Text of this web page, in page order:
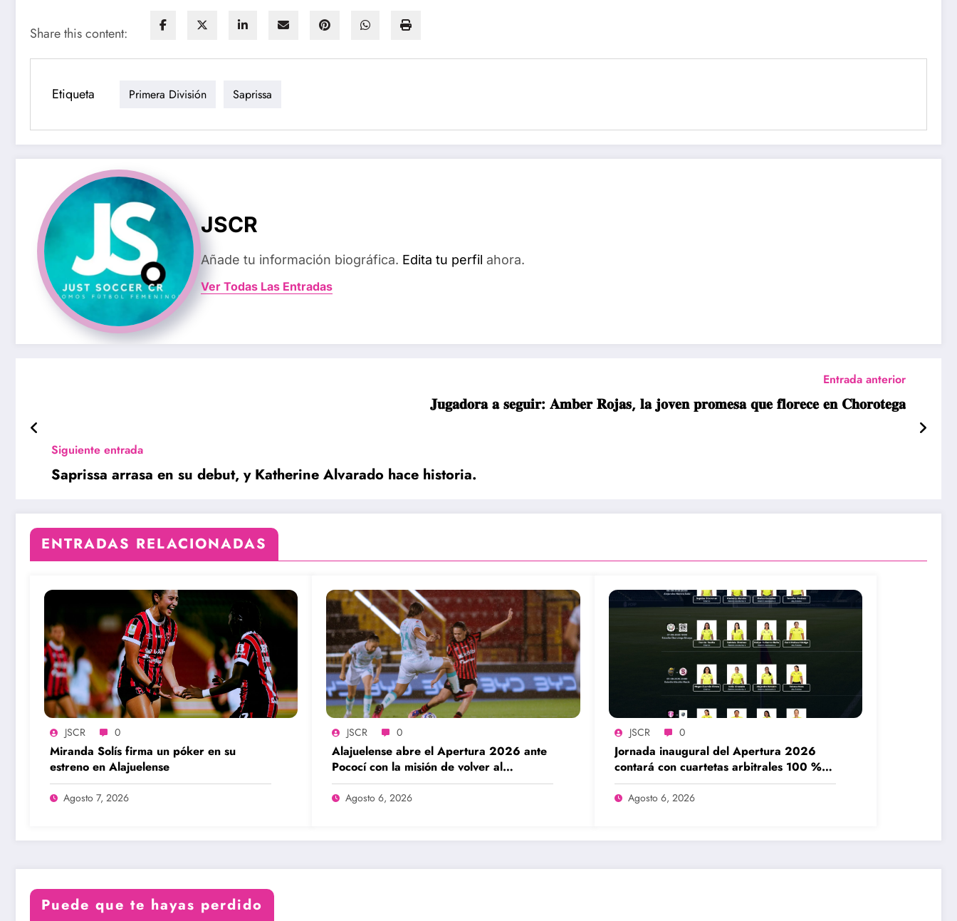
Share this content:
Etiqueta Primera División Saprissa
JSCR
Añade tu información biográfica. Edita tu perfil ahora.
Ver Todas Las Entradas
Entrada anterior
𝐉𝐮𝐠𝐚𝐝𝐨𝐫𝐚 𝐚 𝐬𝐞𝐠𝐮𝐢𝐫: 𝐀𝐦𝐛𝐞𝐫 𝐑𝐨𝐣𝐚𝐬, 𝐥𝐚 𝐣𝐨𝐯𝐞𝐧 𝐩𝐫𝐨𝐦𝐞𝐬𝐚 𝐪𝐮𝐞 𝐟𝐥𝐨𝐫𝐞𝐜𝐞 𝐞𝐧 𝐂𝐡𝐨𝐫𝐨𝐭𝐞𝐠𝐚
Siguiente entrada
Saprissa arrasa en su debut, y Katherine Alvarado hace historia.
ENTRADAS RELACIONADAS
JSCR 0
Miranda Solís firma un póker en su
estreno en Alajuelense
Agosto 7, 2026
JSCR 0
Alajuelense abre el Apertura 2026 ante
Pococí con la misión de volver al
protagonismo
Agosto 6, 2026
JSCR 0
Jornada inaugural del Apertura 2026
contará con cuartetas arbitrales 100 %
femeninas
Agosto 6, 2026
Puede que te hayas perdido